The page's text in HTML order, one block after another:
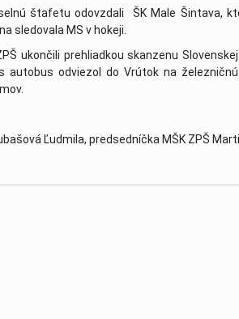
2019
22. jún 2019| 12. jún 2019
máj 2019
| 22. február 2019
2018| 19. jún 2018
štafetu odovzdali ŠK Male Šintava,
sledovala MS v hokeji.
ukončili prehliadkou skanzenu
autobus odviezol do Vrútok na
MŠK ZPŠ